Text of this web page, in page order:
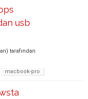
usb
tarafından
macbook-pro